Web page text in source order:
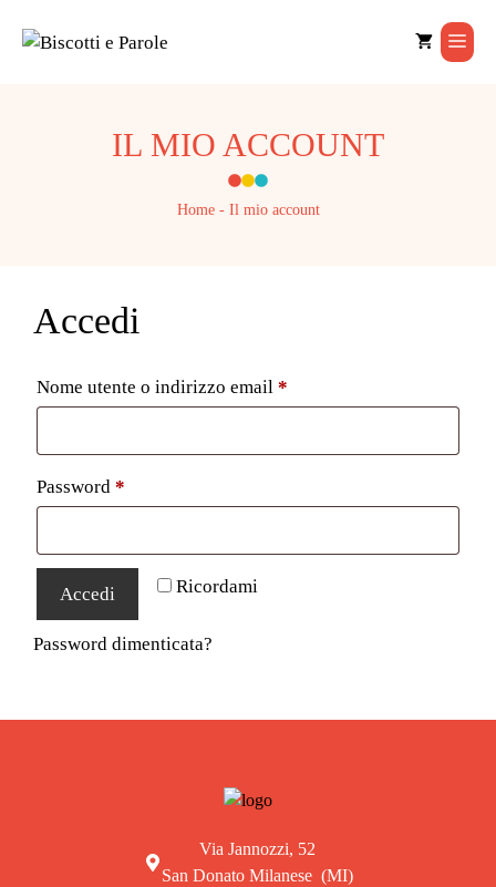
IL MIO ACCOUNT
Home- Il mio account
Accedi
Nome utente o indirizzo email *
Password *
Ricordami
Accedi
Password dimenticata?
Via Jannozzi, 52
San Donato Milanese (MI)